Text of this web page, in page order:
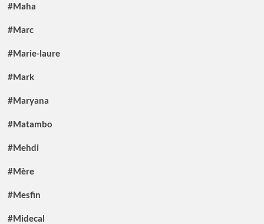
#Maha
#Marc
#Marie-laure
#Mark
#Maryana
#Matambo
#Mehdi
#Mère
#Mesfin
#Midecal